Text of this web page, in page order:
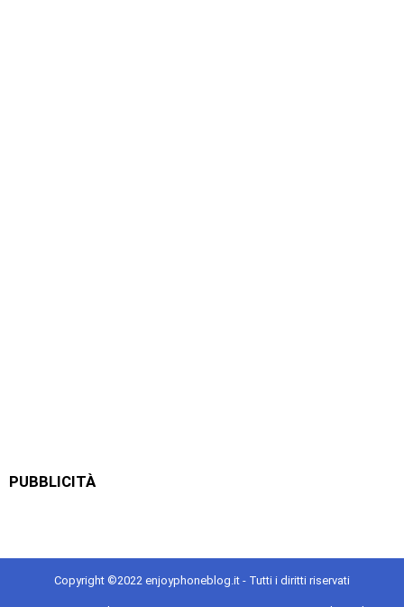
PUBBLICITÀ
Copyright ©2022 enjoyphoneblog.it - Tutti i diritti riservati